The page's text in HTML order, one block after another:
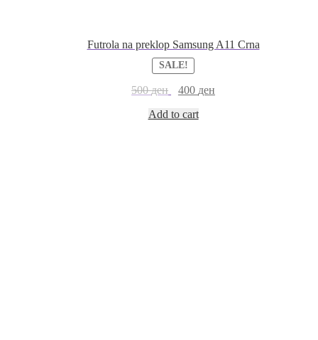
Futrola na preklop Samsung A11 Crna
SALE!
500ден 400 ден
Add to cart